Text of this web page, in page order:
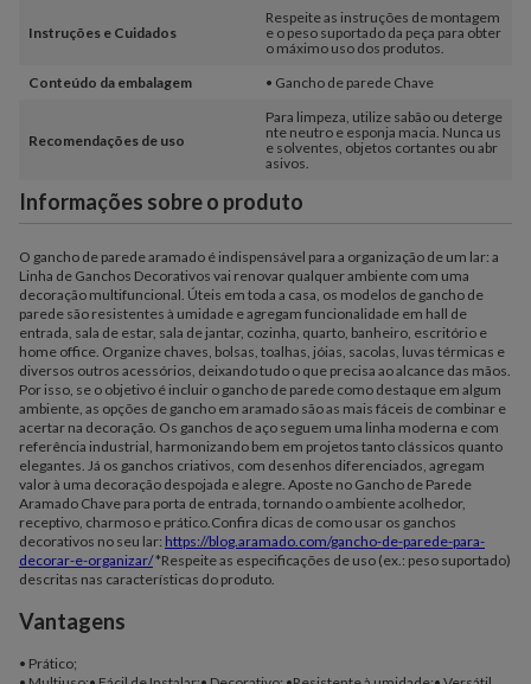
Instruções e Cuidados
Respeite as instruções de montagem
e o peso suportado da peça para obter
o máximo uso dos produtos.
Conteúdo da embalagem
• Gancho de parede Chave
Recomendações de uso
Para limpeza, utilize sabão ou deterge
nte neutro e esponja macia. Nunca us
e solventes, objetos cortantes ou abr
asivos.
Informações sobre o produto
O gancho de parede aramado é indispensável para a organização de um lar: a
Linha de Ganchos Decorativos vai renovar qualquer ambiente com uma
decoração multifuncional. Úteis em toda a casa, os modelos de gancho de
parede são resistentes à umidade e agregam funcionalidade em hall de
entrada, sala de estar, sala de jantar, cozinha, quarto, banheiro, escritório e
home office. Organize chaves, bolsas, toalhas, jóias, sacolas, luvas térmicas e
diversos outros acessórios, deixando tudo o que precisa ao alcance das mãos.
Por isso, se o objetivo é incluir o gancho de parede como destaque em algum
ambiente, as opções de gancho em aramado são as mais fáceis de combinar e
acertar na decoração. Os ganchos de aço seguem uma linha moderna e com
referência industrial, harmonizando bem em projetos tanto clássicos quanto
elegantes. Já os ganchos criativos, com desenhos diferenciados, agregam
valor à uma decoração despojada e alegre. Aposte no Gancho de Parede
Aramado Chave para porta de entrada, tornando o ambiente acolhedor,
receptivo, charmoso e prático.Confira dicas de como usar os ganchos
decorativos no seu lar: https://blog.aramado.com/gancho-de-parede-para-
decorar-e-organizar/*Respeite as especificações de uso (ex.: peso suportado)
descritas nas características do produto.
Vantagens
• Prático;